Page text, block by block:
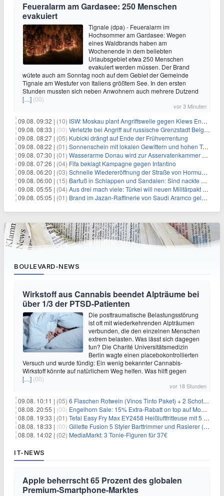
Feueralarm am Gardasee: 250 Menschen
evakuiert
Tignale (dpa) - Feueralarm im
Hochsommer am Gardasee: Wegen
eines Waldbrands haben am
Wochenende in dem beliebten
Urlaubsgebiet etwa 250 Menschen
evakuiert werden müssen. Der Brand
wütete auch am Sonntag noch auf dem Gebiet der Gemeinde
Tignale am Westufer von Italiens größtem See. In den ersten
Stunden mussten sich neben Anwohnern auch mehrere Dutzend
[…] (00)
vor 3 Minuten
09.08. 09:32 | (10) ISW: Moskau plant Angriffswelle gegen Kiews Energieinfrastruktur
09.08. 08:33 | (00) Verletzte bei Angriff auf russische Grenzstadt Belgorod
09.08. 08:27 | (05) Kubicki drängt auf Ende der Frühverrentung
09.08. 08:22 | (01) Sonnenschein mit lokalen Gewittern und hohen Temperaturen
09.08. 07:30 | (01) Wasserarme Donau wird zur Asservatenkammer der Geschichte
09.08. 07:26 | (04) Fifa beklagt Kampagne gegen Infantino
09.08. 06:20 | (03) Schnelle Wiedereröffnung der Straße von Hormus ungewiss
09.08. 06:00 | (15) Barfuß in Schlappen und Sandalen: Sind nackte Füße eklig?
09.08. 05:55 | (04) Aus drei mach viele: Türkei will neuen Militärpakt erweitern
09.08. 05:05 | (01) Brand im Jazan-Raffinerie von Saudi Aramco gelöscht: Auswirkungen auf die Energiemärkte
BOULEVARD-NEWS
Wirkstoff aus Cannabis beendet Alpträume bei
über 1/3 der PTSD-Patienten
Die posttraumatische Belastungsstörung
ist oft mit wiederkehrenden Alpträumen
verbunden, die den einzelnen Menschen
extrem belasten. Was lässt sich dagegen
tun? Die Charité Universitätsmedizin
Berlin wagte einen placebokontrollierten
Versuch und wurde fündig: Ein wenig bekannter Cannabis-
Wirkstoff könnte auf natürlichem Weg helfen. Was hilft gegen
[…] (00)
vor 18 Stunden
09.08. 10:11 | (05) 6 Flaschen Rotwein (Vinos Tinto Paket) + 2 Schott Zwiesel Gläser für 25,99€ inkl. Versand
08.08. 20:55 | (00) Engelhorn Sale: 15% Extra-Rabatt on top auf Mode- und Sport-Artikel
08.08. 19:33 | (01) Tefal Easy Fry Max EY2458 Heißluftfritteuse mit 5 Litern für 64,99€
08.08. 18:33 | (00) Gillette Fusion 5 Styler Barttrimmer und Rasierer (All in One) für 16€
08.08. 14:02 | (02) MediaMarkt: 3 Tonie-Figuren für 37€
IT-NEWS
Apple beherrscht 65 Prozent des globalen
Premium-Smartphone-Marktes